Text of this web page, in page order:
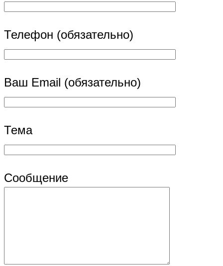
Телефон (обязательно)
Ваш Email (обязательно)
Тема
Сообщение